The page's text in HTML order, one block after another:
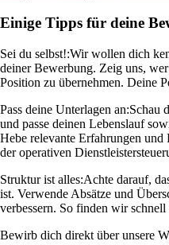
Einige Tipps für deine
Sei du selbst!:Wir wollen dich
deiner Bewerbung. Zeig uns,
Position zu übernehmen. Deine
Pass deine Unterlagen an:Schau
und passe deinen Lebenslauf
Hebe relevante Erfahrungen
der operativen
Struktur ist alles:Achte darauf,
ist. Verwende Absätze und
verbessern. So finden wir
Bewirb dich direkt über unsere